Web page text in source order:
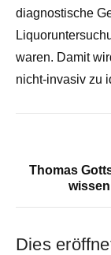
diagnostische
waren. Damit
nicht-invasiv zu
Thomas
Dies